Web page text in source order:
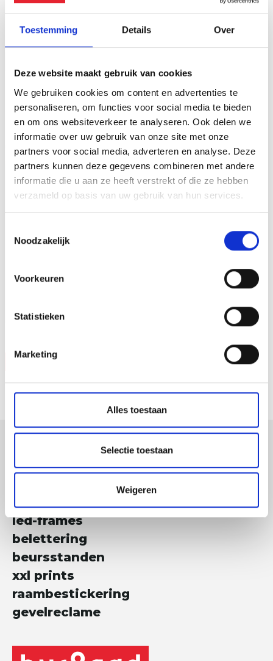
Toestemming Details Over
Deze website maakt gebruik van cookies
We gebruiken cookies om content en advertenties te
personaliseren, om functies voor social media te bieden
en om ons websiteverkeer te analyseren. Ook delen we
informatie over uw gebruik van onze site met onze
partners voor social media, adverteren en analyse. Deze
partners kunnen deze gegevens combineren met andere
informatie die u aan ze heeft verstrekt of die ze hebben
verzameld op basis van uw gebruik van hun services.
Noodzakelijk
Voorkeuren
Statistieken
Marketing
Alles toestaan
Selectie toestaan
Weigeren
Vraag offerte
verpakkingen
led-frames
belettering
beursstanden
xxl prints
raambestickering
gevelreclame